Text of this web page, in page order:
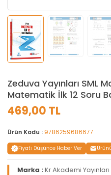
Zeduva Yayınları SML
Matematik İlk 12 Soru
469,00 TL
Ürün Kodu : 9786259686677
Fiyatı Düşünce Haber Ver
Marka :Kr Akademi Yayınları